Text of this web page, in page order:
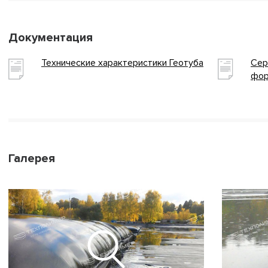
Документация
Технические характеристики Геотуба
Галерея